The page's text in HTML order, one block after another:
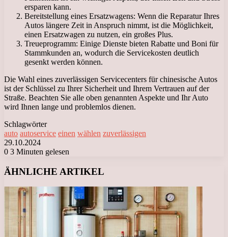
ersparen kann.
Bereitstellung eines Ersatzwagens: Wenn die Reparatur Ihres
Autos längere Zeit in Anspruch nimmt, ist die Möglichkeit,
einen Ersatzwagen zu nutzen, ein großes Plus.
Treueprogramm: Einige Dienste bieten Rabatte und Boni für
Stammkunden an, wodurch die Servicekosten deutlich
gesenkt werden können.
Die Wahl eines zuverlässigen Servicecenters für chinesische Autos
ist der Schlüssel zu Ihrer Sicherheit und Ihrem Vertrauen auf der
Straße. Beachten Sie alle oben genannten Aspekte und Ihr Auto
wird Ihnen lange und problemlos dienen.
Schlagwörter
auto autoservice einen wählen zuverlässigen
29.10.2024
0 3 Minuten gelesen
ÄHNLICHE ARTIKEL